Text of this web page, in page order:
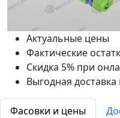
Актуальные цены
Фактические
Скидка 5% при
Выгодная
Фасовки и цены